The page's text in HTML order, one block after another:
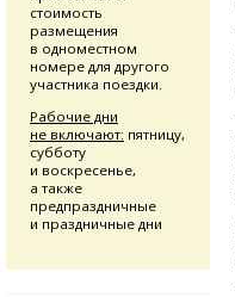
стоимость
размещения
в одноместном
номере для другого
участника поездки.
Рабочие дни
не включают: пятницу,
субботу
и воскресенье,
а также
предпраздничные
и праздничные дни